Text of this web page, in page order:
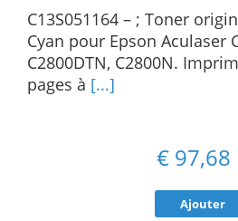
C13S051164 – ; Toner
Cyan pour Epson Aculaser
C2800DTN, C2800N.
pages à [...]
€ 97,68
Ajouter